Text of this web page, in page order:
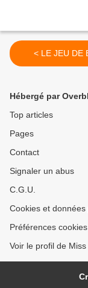
< LE JEU DE
Hébergé par
Top articles
Pages
Contact
Signaler un abus
C.G.U.
Cookies et
Préférences cookies
Voir le profil de